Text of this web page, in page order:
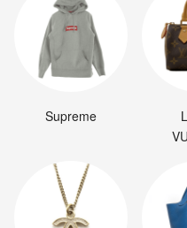
Supreme